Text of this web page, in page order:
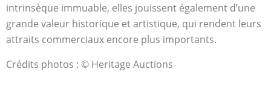
intrinsèque immuable, elles jouissent également d’une
grande valeur historique et artistique, qui rendent leurs
attraits commerciaux encore plus importants.
Crédits photos : © Heritage Auctions